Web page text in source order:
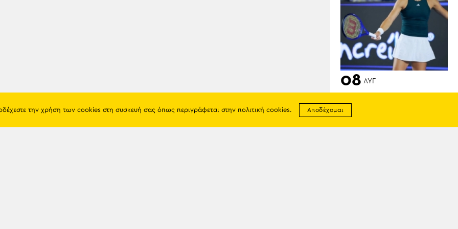
08 ΑΥΓ
Αποκλεισμός με κακή
εμφάνιση
την χρήση των cookies στη συσκευή σας όπως περιγράφεται στην πολιτική cookies. Αποδέχομαι